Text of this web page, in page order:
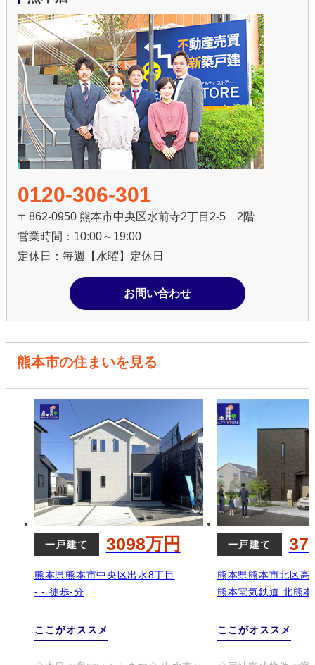
0120-306-301
〒862-0950 熊本市中央区水前寺2丁目2-5 2階
営業時間：10:00～19:00
定休日：毎週【水曜】定休日
お問い合わせ
熊本市の住まいを見る